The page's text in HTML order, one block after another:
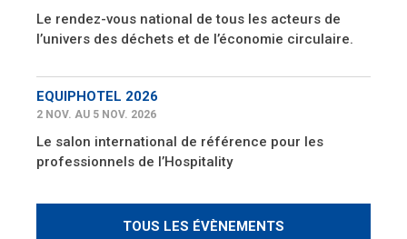
Le rendez-vous national de tous les acteurs de
l’univers des déchets et de l’économie circulaire.
EQUIPHOTEL 2026
2 NOV. AU 5 NOV. 2026
Le salon international de référence pour les
professionnels de l’Hospitality
TOUS LES ÉVÈNEMENTS